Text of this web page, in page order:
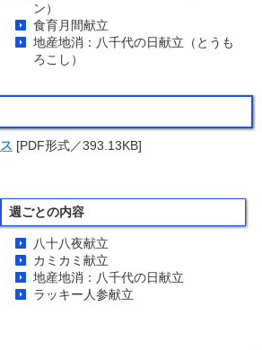
ン）
食育月間献立
地産地消：八千代の日献立（とうも
ろこし）
[PDF形式／393.13KB]
週ごとの内容
八十八夜献立
カミカミ献立
地産地消：八千代の日献立
ラッキー人参献立